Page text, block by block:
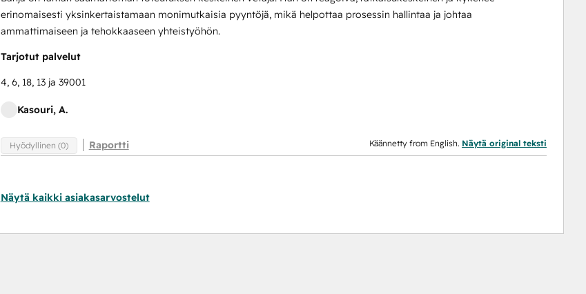
erinomaisesti yksinkertaistamaan monimutkaisia pyyntöjä, mikä helpottaa prosessin hallintaa ja johtaa
ammattimaiseen ja tehokkaaseen yhteistyöhön.
Tarjotut palvelut
4, 6, 18, 13 ja 39001
Kasouri, A.
Hyödyllinen (0) Raportti Käännetty from English. Näytä original teksti
Näytä kaikki asiakasarvostelut